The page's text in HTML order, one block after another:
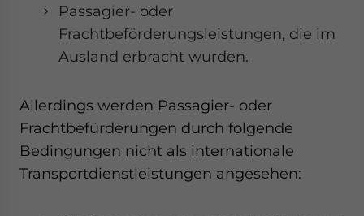
Passagier- oder
Frachtbeförderungsleistungen, die im
Ausland erbracht wurden.
Allerdings werden Passagier- oder
Frachtbefürderungen durch folgende
Bedingungen nicht als internationale
Transportdienstleistungen angesehen: